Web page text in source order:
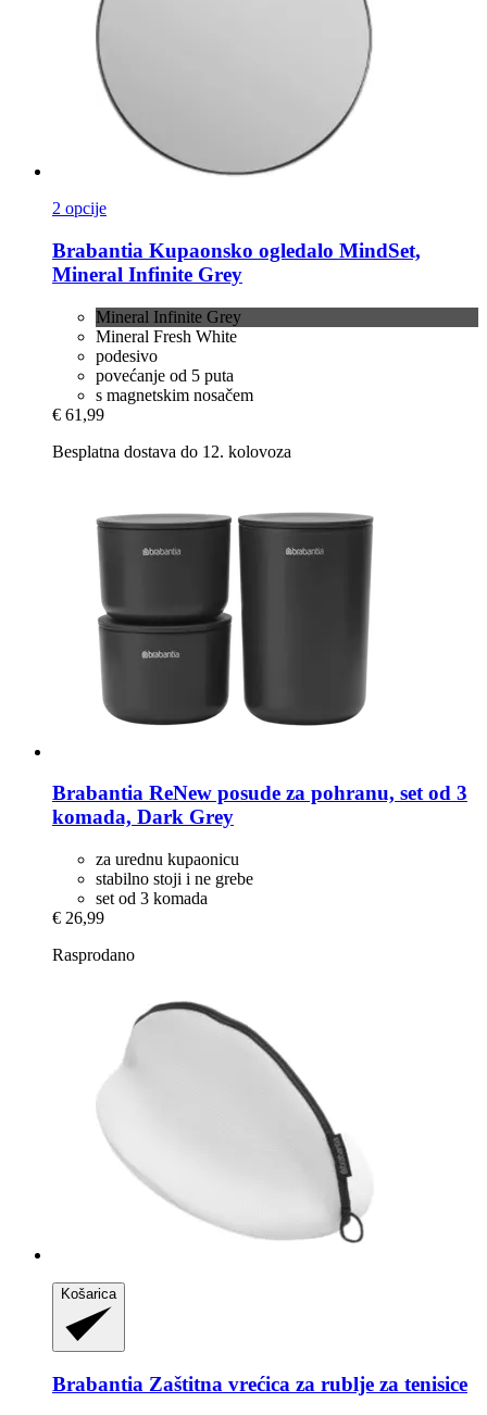
2 opcije
Brabantia Kupaonsko ogledalo MindSet,
Mineral Infinite Grey
Mineral Infinite Grey
Mineral Fresh White
podesivo
povećanje od 5 puta
s magnetskim nosačem
€ 61,99
Besplatna dostava do 12. kolovoza
Brabantia ReNew posude za pohranu, set od 3
komada, Dark Grey
za urednu kupaonicu
stabilno stoji i ne grebe
set od 3 komada
€ 26,99
Rasprodano
Košarica
Brabantia Zaštitna vrećica za rublje za tenisice